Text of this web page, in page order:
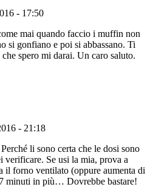
- 17:50
mai quando faccio i muffin non
si gonfiano e poi si abbassano. Ti
spero mi darai. Un caro saluto.
- 21:18
li sono certa che le dosi sono
verificare. Se usi la mia, prova a
il forno ventilato (oppure aumenta di
minuti in più… Dovrebbe bastare!